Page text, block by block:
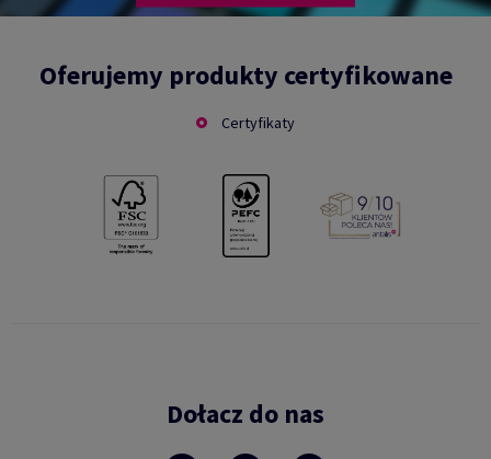
Oferujemy produkty certyfikowane
Certyfikaty
Dołacz do nas